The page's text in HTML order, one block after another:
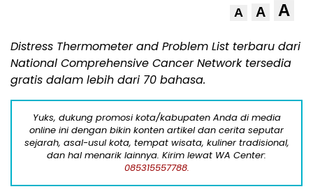
A A A
Distress Thermometer and Problem List terbaru dari
National Comprehensive Cancer Network tersedia
gratis dalam lebih dari 70 bahasa.
Yuks, dukung promosi kota/kabupaten Anda di media
online ini dengan bikin konten artikel dan cerita seputar
sejarah, asal-usul kota, tempat wisata, kuliner tradisional,
dan hal menarik lainnya. Kirim lewat WA Center:
085315557788.